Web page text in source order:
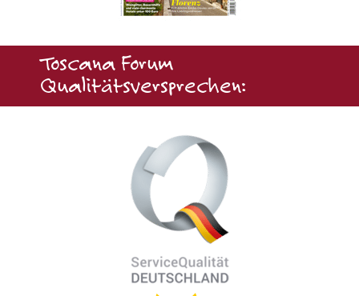
Toscana Forum
Qualitätsversprechen: